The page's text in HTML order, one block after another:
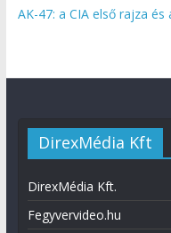
AK-47: a CIA első rajza
DirexMédia Kft
DirexMédia Kft.
Fegyvervideo.hu